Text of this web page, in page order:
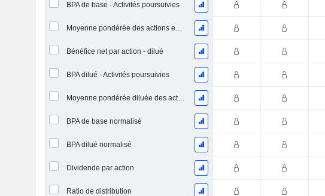
BPA de base - Activités poursuivies
Moyenne pondérée des actions en circulation
Bénéfice net par action - dilué
BPA dilué - Activités poursuivies
Moyenne pondérée diluée des actions en circulation
BPA de base normalisé
BPA dilué normalisé
Dividende par action
Ratio de distribution